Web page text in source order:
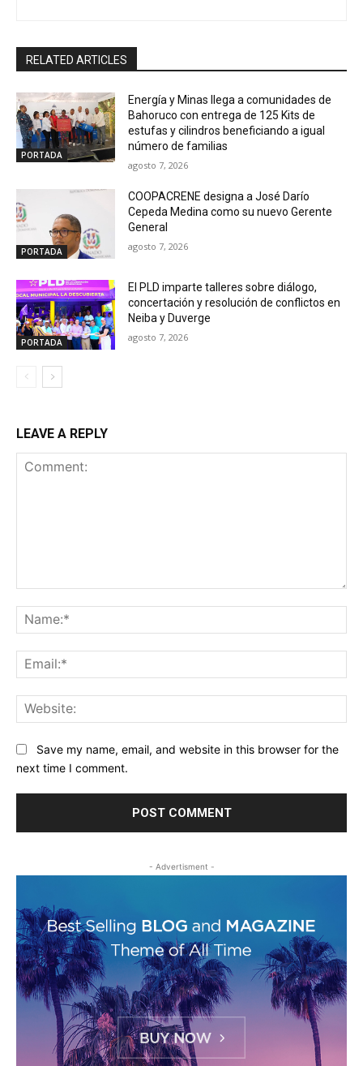
RELATED ARTICLES
PORTADA
Energía y Minas llega a comunidades de
Bahoruco con entrega de 125 Kits de
estufas y cilindros beneficiando a igual
número de familias
agosto 7, 2026
PORTADA
COOPACRENE designa a José Darío
Cepeda Medina como su nuevo Gerente
General
agosto 7, 2026
PORTADA
El PLD imparte talleres sobre diálogo,
concertación y resolución de conflictos en
Neiba y Duverge
agosto 7, 2026
LEAVE A REPLY
Save my name, email, and website in this browser for the
next time I comment.
- Advertisment -